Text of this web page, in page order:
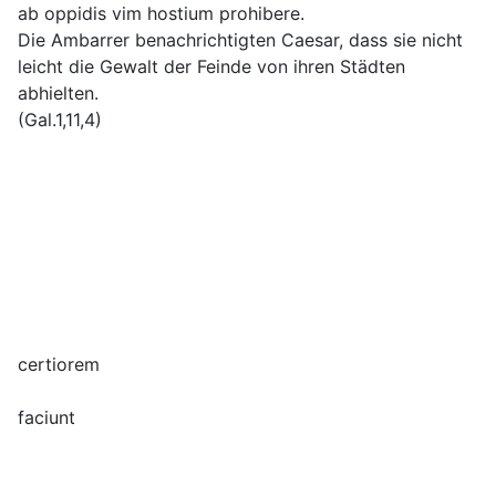
ab oppidis vim hostium prohibere.
Die Ambarrer benachrichtigten Caesar, dass sie nicht
leicht die Gewalt der Feinde von ihren Städten
abhielten.
(Gal.1,11,4)
certiorem
faciunt